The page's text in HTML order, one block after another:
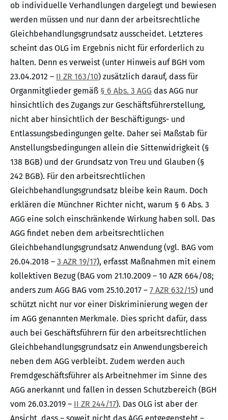
ob individuelle Verhandlungen dargelegt und bewiesen
werden müssen und nur dann der arbeitsrechtliche
Gleichbehandlungsgrundsatz ausscheidet. Letzteres
scheint das OLG im Ergebnis nicht für erforderlich zu
halten. Denn es verweist (unter Hinweis auf BGH vom
23.04.2012 – II ZR 163/10) zusätzlich darauf, dass für
Organmitglieder gemäß § 6 Abs. 3 AGG das AGG nur
hinsichtlich des Zugangs zur Geschäftsführerstellung,
nicht aber hinsichtlich der Beschäftigungs- und
Entlassungsbedingungen gelte. Daher sei Maßstab für
Anstellungsbedingungen allein die Sittenwidrigkeit (§
138 BGB) und der Grundsatz von Treu und Glauben (§
242 BGB). Für den arbeitsrechtlichen
Gleichbehandlungsgrundsatz bleibe kein Raum. Doch
erklären die Münchner Richter nicht, warum § 6 Abs. 3
AGG eine solch einschränkende Wirkung haben soll. Das
AGG findet neben dem arbeitsrechtlichen
Gleichbehandlungsgrundsatz Anwendung (vgl. BAG vom
26.04.2018 – 3 AZR 19/17), erfasst Maßnahmen mit einem
kollektiven Bezug (BAG vom 21.10.2009 – 10 AZR 664/08;
anders zum AGG BAG vom 25.10.2017 – 7 AZR 632/15) und
schützt nicht nur vor einer Diskriminierung wegen der
im AGG genannten Merkmale. Dies spricht dafür, dass
auch bei Geschäftsführern für den arbeitsrechtlichen
Gleichbehandlungsgrundsatz ein Anwendungsbereich
neben dem AGG verbleibt. Zudem werden auch
Fremdgeschäftsführer als Arbeitnehmer im Sinne des
AGG anerkannt und fallen in dessen Schutzbereich (BGH
vom 26.03.2019 – II ZR 244/17). Das OLG ist aber der